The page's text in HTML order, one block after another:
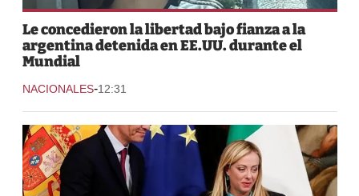
Le concedieron la libertad bajo fianza a la
argentina detenida en EE.UU. durante el
Mundial
NACIONALES-12:31